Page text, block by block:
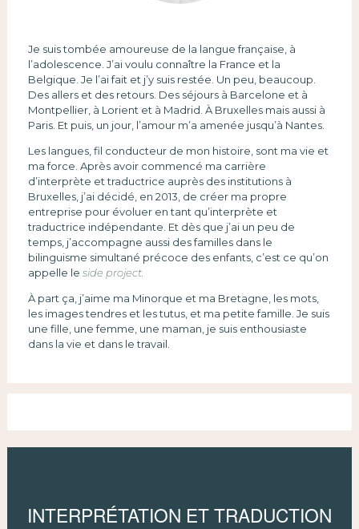
Je suis tombée amoureuse de la langue française, à
l’adolescence. J’ai voulu connaître la France et la
Belgique. Je l’ai fait et j’y suis restée. Un peu, beaucoup.
Des allers et des retours. Des séjours à Barcelone et à
Montpellier, à Lorient et à Madrid. À Bruxelles mais aussi à
Paris. Et puis, un jour, l’amour m’a amenée jusqu’à Nantes.
Les langues, fil conducteur de mon histoire, sont ma vie et
ma force. Après avoir commencé ma carrière
d’interprète et traductrice auprès des institutions à
Bruxelles, j’ai décidé, en 2013, de créer ma propre
entreprise pour évoluer en tant qu’interprète et
traductrice indépendante. Et dès que j’ai un peu de
temps, j’accompagne aussi des familles dans le
bilinguisme simultané précoce des enfants, c’est ce qu’on
appelle le side project.
À part ça, j’aime ma Minorque et ma Bretagne, les mots,
les images tendres et les tutus, et ma petite famille. Je suis
une fille, une femme, une maman, je suis enthousiaste
dans la vie et dans le travail.
INTERPRÉTATION ET TRADUCTION